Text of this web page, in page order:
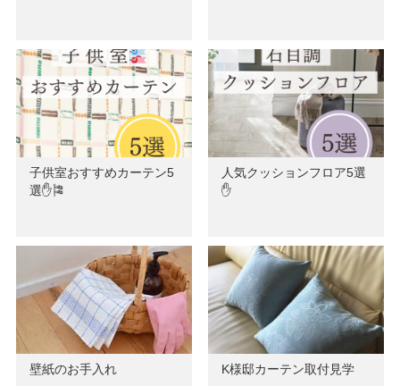
子供室おすすめカーテン5
選✋🎏
人気クッションフロア5選
✋
壁紙のお手入れ K様邸カーテン取付見学